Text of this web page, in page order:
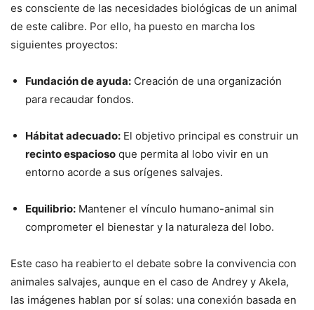
es consciente de las necesidades biológicas de un animal
de este calibre. Por ello, ha puesto en marcha los
siguientes proyectos:
Fundación de ayuda: Creación de una organización
para recaudar fondos.
Hábitat adecuado: El objetivo principal es construir un
recinto espacioso que permita al lobo vivir en un
entorno acorde a sus orígenes salvajes.
Equilibrio: Mantener el vínculo humano-animal sin
comprometer el bienestar y la naturaleza del lobo.
Este caso ha reabierto el debate sobre la convivencia con
animales salvajes, aunque en el caso de Andrey y Akela,
las imágenes hablan por sí solas: una conexión basada en